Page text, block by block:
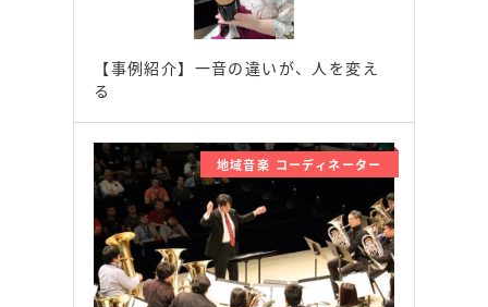
【事例紹介】一音の違いが、人を変え
る
地域音楽 コーディネーター